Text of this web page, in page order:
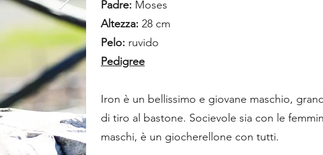
Padre: Moses
Altezza: 28 cm
Pelo: ruvido
Pedigree
Iron è un bellissimo e giovane maschio,
di tiro al bastone. Socievole sia con le
maschi, è un giocherellone con tutti.